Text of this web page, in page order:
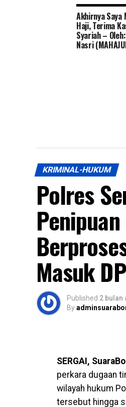
Akhirnya Saya
Haji, Terima
Syariah –
Nasri
KRIMINAL-HUKUM
Polres
Masuk
Published 2 bulan
By
SERGAI,
perkara dugaan
wilayah hukum
tersebut hingga